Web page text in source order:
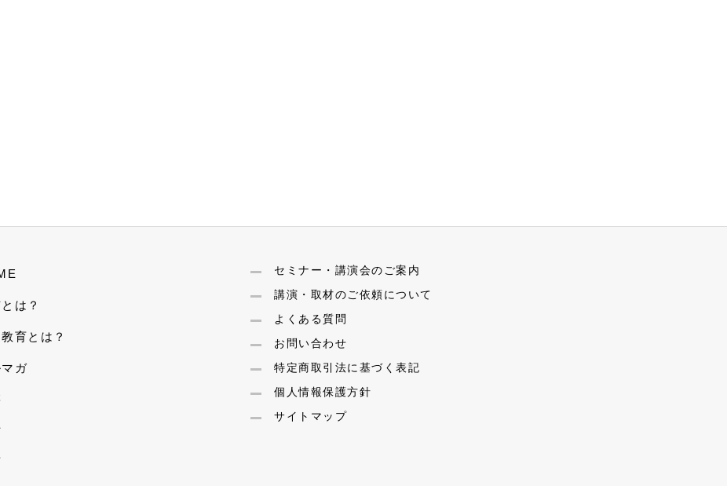
は？
育とは？
マガ
セミナー・講演会のご案内
講演・取材のご依頼について
よくある質問
お問い合わせ
特定商取引法に基づく表記
個人情報保護方針
サイトマップ